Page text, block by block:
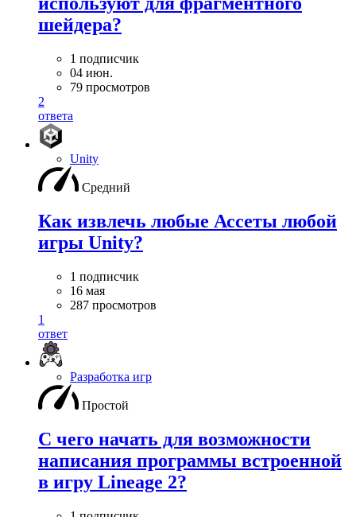
шейдера?
1 подписчик
04 июн.
79 просмотров
2
ответа
Unity
Средний
Как извлечь любые Ассеты любой
игры Unity?
1 подписчик
16 мая
287 просмотров
1
ответ
Разработка игр
Простой
С чего начать для возможности
написания программы встроенной
в игру Lineage 2?